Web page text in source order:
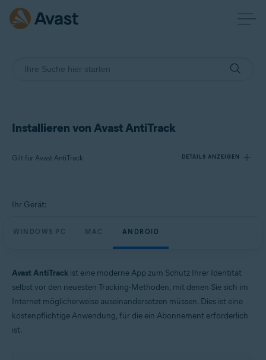
Installieren von Avast AntiTrack
Gilt für Avast AntiTrack DETAILS ANZEIGEN
Produkte:
Ihr Gerät:
WINDOWS PC MAC ANDROID
Avast AntiTrack ist eine moderne App zum Schutz Ihrer Identität
selbst vor den neuesten Tracking-Methoden, mit denen Sie sich im
Internet möglicherweise auseinandersetzen müssen. Dies ist eine
kostenpflichtige Anwendung, für die ein Abonnement erforderlich
ist.